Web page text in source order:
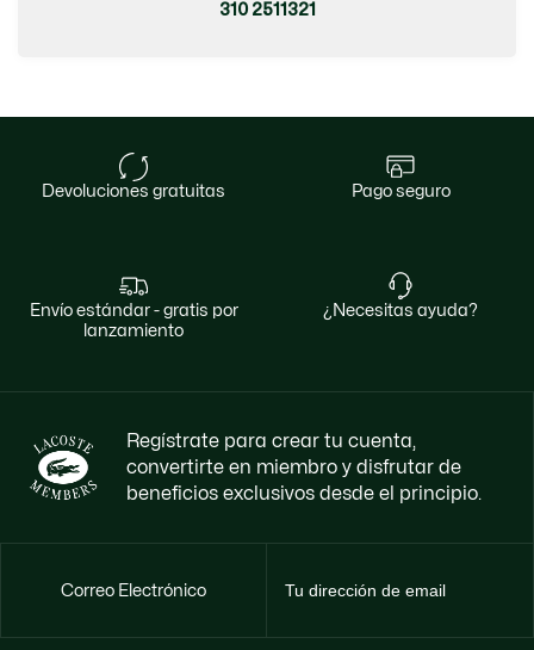
310 2511321
devoluciones gratuitas pago seguro
envío estándar - gratis por
lanzamiento
¿necesitas ayuda?
Regístrate para crear tu cuenta,
convertirte en miembro y disfrutar de
beneficios exclusivos desde el principio.
Correo Electrónico